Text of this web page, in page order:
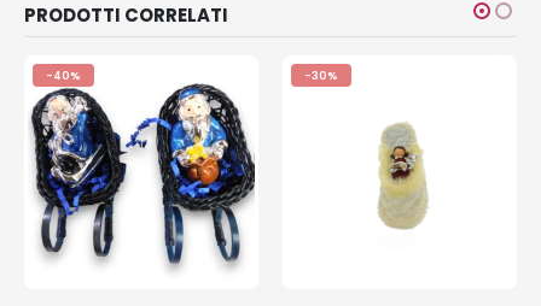
PRODOTTI CORRELATI
-40% -30%